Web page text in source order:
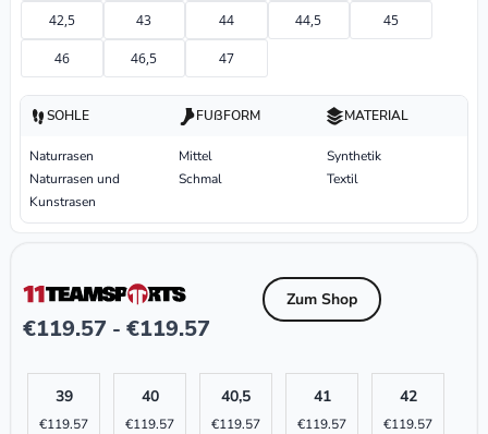
42,5 43 44 44,5 45
46 46,5 47
SOHLE
Naturrasen
Naturrasen und
Kunstrasen
FUßFORM
Mittel
Schmal
MATERIAL
Synthetik
Textil
€119.57 - €119.57
Zum Shop
39
€119.57
40
€119.57
40,5
€119.57
41
€119.57
42
€119.57